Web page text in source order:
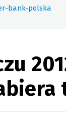
bank-polska